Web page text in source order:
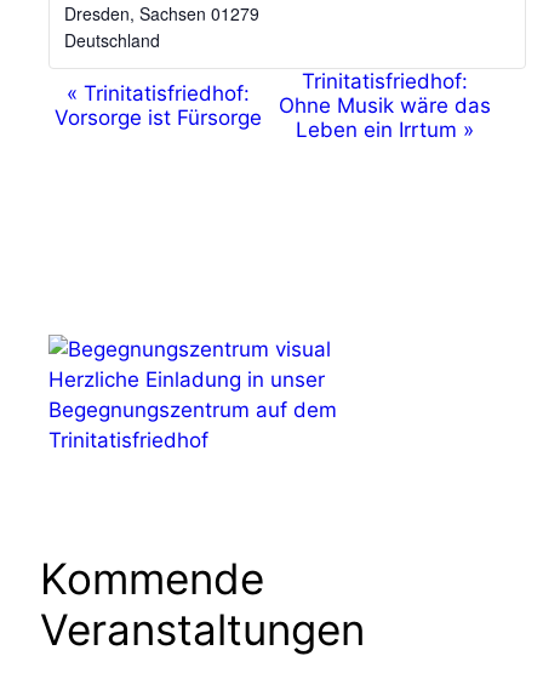
Dresden, Sachsen 01279
Deutschland
V
e
t
a
l
t
g
-
« Trinitatisfriedhof:
Vorsorge ist Fürsorge
Trinitatisfriedhof:
Ohne Musik wäre das
Leben ein Irrtum »
Herzliche Einladung in unser
Begegnungszentrum auf dem
Trinitatisfriedhof
Kommende
Veranstaltungen